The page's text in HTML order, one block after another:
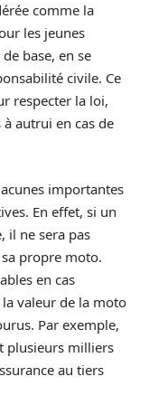
comme la
les jeunes
base, en se
civile. Ce
respecter la loi,
autrui en cas de
importantes
En effet, si un
il ne sera pas
propre moto.
en cas
la valeur de la moto
Par exemple,
plusieurs milliers
au tiers